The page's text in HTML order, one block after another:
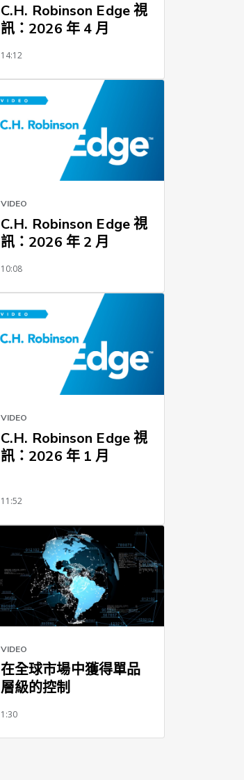
C.H. Robinson Edge 視
訊：2026 年 4 月
14:12
VIDEO
C.H. Robinson Edge 視
訊：2026 年 2 月
10:08
VIDEO
C.H. Robinson Edge 視
訊：2026 年 1 月
11:52
VIDEO
在全球市場中獲得單品
層級的控制
1:30